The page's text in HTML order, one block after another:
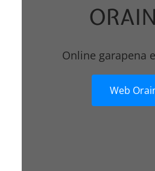
Online garapena
Web